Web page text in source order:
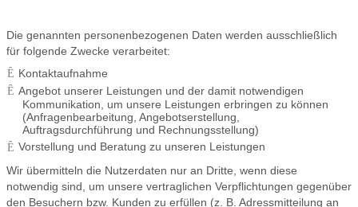
Die genannten personenbezogenen Daten werden ausschließlich
für folgende Zwecke verarbeitet:
Kontaktaufnahme
Angebot unserer Leistungen und der damit notwendigen
Kommunikation, um unsere Leistungen erbringen zu können
(Anfragenbearbeitung, Angebotserstellung,
Auftragsdurchführung und Rechnungsstellung)
Vorstellung und Beratung zu unseren Leistungen
Wir übermitteln die Nutzerdaten nur an Dritte, wenn diese
notwendig sind, um unsere vertraglichen Verpflichtungen gegenüber
den Besuchern bzw. Kunden zu erfüllen (z. B. Adressmitteilung an